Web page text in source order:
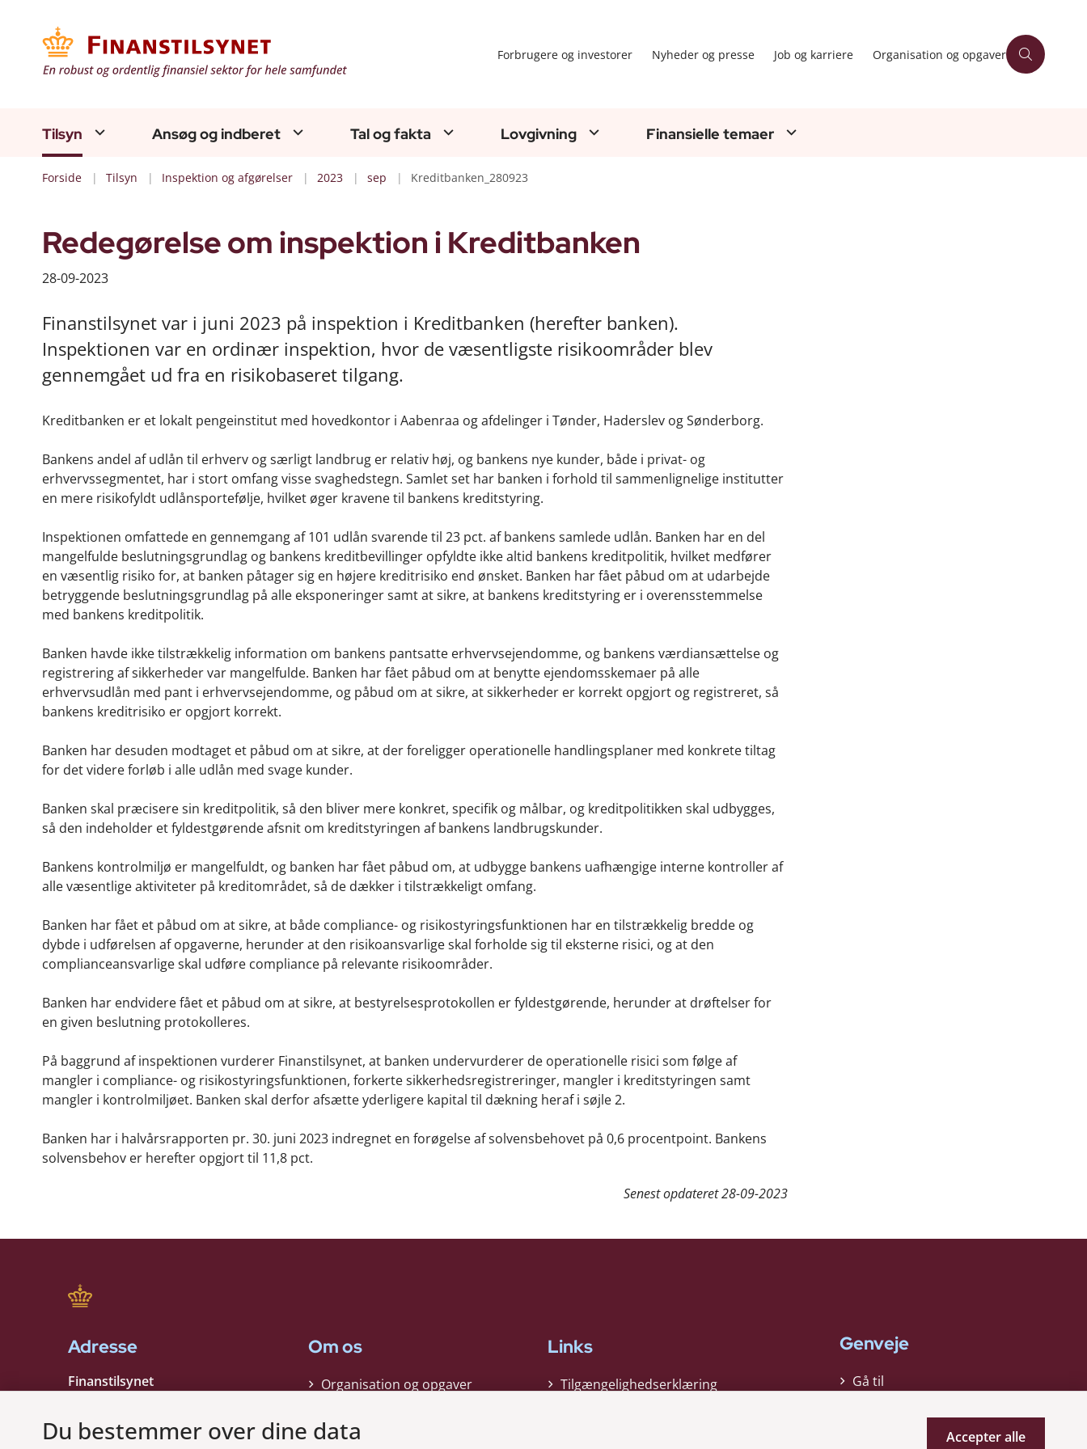
Forbrugere og investorer Nyheder og presse Job og karriere Organisation og opgaver
Tilsyn Ansøg og indberet Tal og fakta Lovgivning Finansielle temaer
Forside Tilsyn Inspektion og afgørelser 2023 sep Kreditbanken_280923
Redegørelse om inspektion i Kreditbanken
28-09-2023
Finanstilsynet var i juni 2023 på inspektion i Kreditbanken (herefter banken).
Inspektionen var en ordinær inspektion, hvor de væsentligste risikoområder blev
gennemgået ud fra en risikobaseret tilgang.
Kreditbanken er et lokalt pengeinstitut med hovedkontor i Aabenraa og afdelinger i Tønder, Haderslev og Sønderborg.
Bankens andel af udlån til erhverv og særligt landbrug er relativ høj, og bankens nye kunder, både i privat- og
erhvervssegmentet, har i stort omfang visse svaghedstegn. Samlet set har banken i forhold til sammenlignelige institutter
en mere risikofyldt udlånsportefølje, hvilket øger kravene til bankens kreditstyring.
Inspektionen omfattede en gennemgang af 101 udlån svarende til 23 pct. af bankens samlede udlån. Banken har en del
mangelfulde beslutningsgrundlag og bankens kreditbevillinger opfyldte ikke altid bankens kreditpolitik, hvilket medfører
en væsentlig risiko for, at banken påtager sig en højere kreditrisiko end ønsket. Banken har fået påbud om at udarbejde
betryggende beslutningsgrundlag på alle eksponeringer samt at sikre, at bankens kreditstyring er i overensstemmelse
med bankens kreditpolitik.
Banken havde ikke tilstrækkelig information om bankens pantsatte erhvervsejendomme, og bankens værdiansættelse og
registrering af sikkerheder var mangelfulde. Banken har fået påbud om at benytte ejendomsskemaer på alle
erhvervsudlån med pant i erhvervsejendomme, og påbud om at sikre, at sikkerheder er korrekt opgjort og registreret, så
bankens kreditrisiko er opgjort korrekt.
Banken har desuden modtaget et påbud om at sikre, at der foreligger operationelle handlingsplaner med konkrete tiltag
for det videre forløb i alle udlån med svage kunder.
Banken skal præcisere sin kreditpolitik, så den bliver mere konkret, specifik og målbar, og kreditpolitikken skal udbygges,
så den indeholder et fyldestgørende afsnit om kreditstyringen af bankens landbrugskunder.
Bankens kontrolmiljø er mangelfuldt, og banken har fået påbud om, at udbygge bankens uafhængige interne kontroller af
alle væsentlige aktiviteter på kreditområdet, så de dækker i tilstrækkeligt omfang.
Banken har fået et påbud om at sikre, at både compliance- og risikostyringsfunktionen har en tilstrækkelig bredde og
dybde i udførelsen af opgaverne, herunder at den risikoansvarlige skal forholde sig til eksterne risici, og at den
complianceansvarlige skal udføre compliance på relevante risikoområder.
Banken har endvidere fået et påbud om at sikre, at bestyrelsesprotokollen er fyldestgørende, herunder at drøftelser for
en given beslutning protokolleres.
På baggrund af inspektionen vurderer Finanstilsynet, at banken undervurderer de operationelle risici som følge af
mangler i compliance- og risikostyringsfunktionen, forkerte sikkerhedsregistreringer, mangler i kreditstyringen samt
mangler i kontrolmiljøet. Banken skal derfor afsætte yderligere kapital til dækning heraf i søjle 2.
Banken har i halvårsrapporten pr. 30. juni 2023 indregnet en forøgelse af solvensbehovet på 0,6 procentpoint. Bankens
solvensbehov er herefter opgjort til 11,8 pct.
Senest opdateret28-09-2023
Adresse
Finanstilsynet
1401 København K
Om os
Organisation og opgaver
Kontakt
Links
Tilgængelighedserklæring
Genveje
Gå til
Du bestemmer over dine data Accepter alle